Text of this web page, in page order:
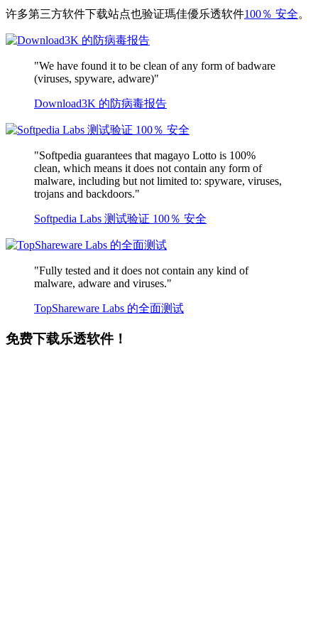
许多第三方软件下载站点也验证瑪佳優乐透软件100％ 安全。
"We have found it to be clean of any form of badware
(viruses, spyware, adware)"
Download3K 的防病毒报告
"Softpedia guarantees that magayo Lotto is 100%
clean, which means it does not contain any form of
malware, including but not limited to: spyware, viruses,
trojans and backdoors."
Softpedia Labs 测试验证 100％ 安全
"Fully tested and it does not contain any kind of
malware, adware and viruses."
TopShareware Labs 的全面测试
免费下载乐透软件！